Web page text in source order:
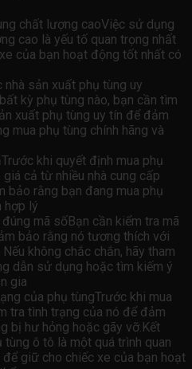
chất lượng caoViệc sử dụng
cao là yếu tố quan trọng nhất
của bạn hoạt động tốt nhất có
nhà sản xuất phụ tùng uy
kỳ phụ tùng nào, bạn cần tìm
xuất phụ tùng uy tín để đảm
mua phụ tùng chính hãng và
khi quyết định mua phụ
cả từ nhiều nhà cung cấp
bảo rằng bạn đang mua phụ
hợp lý
đúng mã sốBạn cần kiểm tra mã
bảo rằng nó tương thích với
không chắc chắn, hãy tham
dẫn sử dụng hoặc tìm kiếm ý
gia
của phụ tùngTrước khi mua
tra tình trạng của nó để đảm
bị hư hỏng hoặc gãy vỡ.Kết
tùng ô tô là một quá trình quan
giữ cho chiếc xe của bạn hoạt